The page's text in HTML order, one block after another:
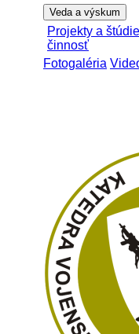
Veda a výskum
Projekty a štúdie
činnosť
Fotogaléria